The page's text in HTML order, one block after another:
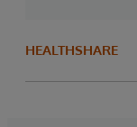
HEALTHSHARE